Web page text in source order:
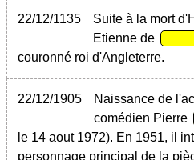
22/12/1135
Suite à la mort
Etienne de
couronné roi d'Angleterre.
22/12/1905
Naissance de
comédien Pierre
le 14 aout 1972). En 1951, il
personnage principal de la